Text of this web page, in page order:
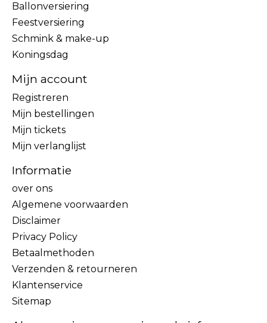
Ballonversiering
Feestversiering
Schmink & make-up
Koningsdag
Mijn account
Registreren
Mijn bestellingen
Mijn tickets
Mijn verlanglijst
Informatie
over ons
Algemene voorwaarden
Disclaimer
Privacy Policy
Betaalmethoden
Verzenden & retourneren
Klantenservice
Sitemap